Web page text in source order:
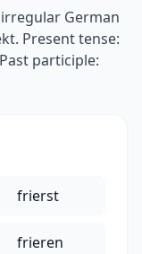
German
Present tense:
participle:
frierst
frieren